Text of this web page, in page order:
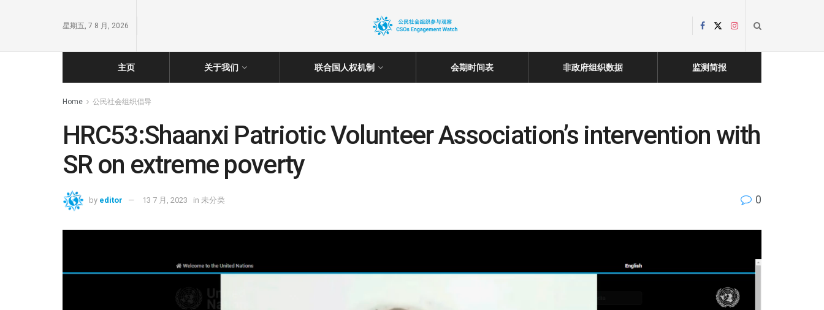
星期五, 7 8 月, 2026
主页 关于我们 联合国人权机制 会期时间表 非政府组织数据 监测简报
Home 公民社会组织倡导
HRC53:Shaanxi Patriotic Volunteer Association’s intervention with
SR on extreme poverty
by editor 13 7 月, 2023 in 未分类 0